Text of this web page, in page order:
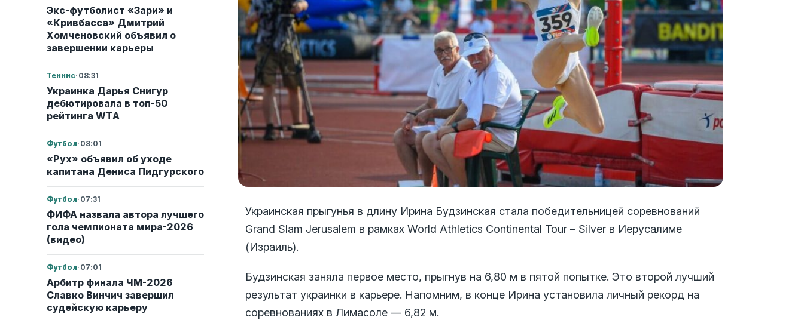
Экс-футболист «Зари» и
«Кривбасса» Дмитрий
Хомченовский объявил о
завершении карьеры
Теннис· 08:31
Украинка Дарья Снигур
дебютировала в топ-50
рейтинга WTA
Футбол· 08:01
«Рух» объявил об уходе
капитана Дениса Пидгурского
Футбол· 07:31
ФИФА назвала автора лучшего
гола чемпионата мира-2026
(видео)
Футбол· 07:01
Арбитр финала ЧМ-2026
Славко Винчич завершил
судейскую карьеру
Украинская прыгунья в длину Ирина Будзинская стала победительницей соревнований
Grand Slam Jerusalem в рамках World Athletics Continental Tour – Silver в Иерусалиме
(Израиль).
Будзинская заняла первое место, прыгнув на 6,80 м в пятой попытке. Это второй лучший
результат украинки в карьере. Напомним, в конце Ирина установила личный рекорд на
соревнованиях в Лимасоле — 6,82 м.